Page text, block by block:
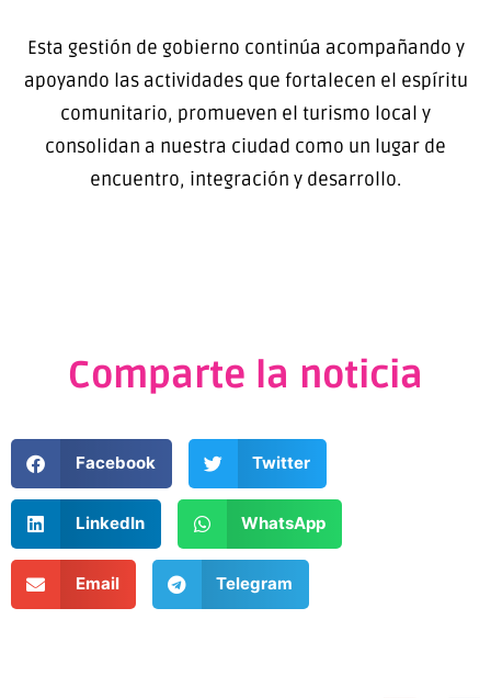
Esta gestión de gobierno continúa acompañando y
apoyando las actividades que fortalecen el espíritu
comunitario, promueven el turismo local y
consolidan a nuestra ciudad como un lugar de
encuentro, integración y desarrollo.
Comparte la noticia
Facebook Twitter
LinkedIn WhatsApp
Email Telegram